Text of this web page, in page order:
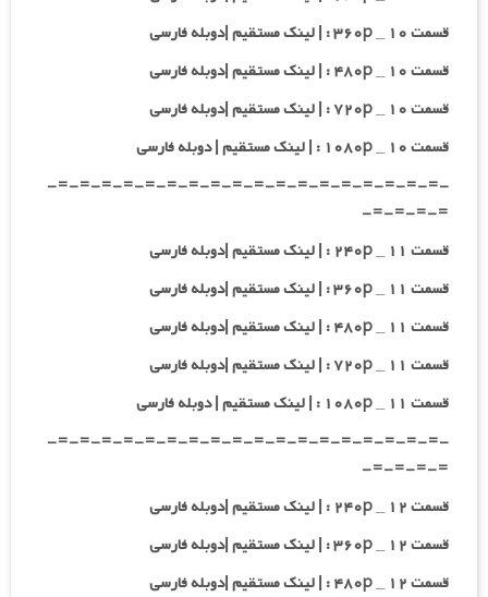
قسمت ۱۰ _ ۳۶۰p : | لینک مستقیم |دوبله فارسی
قسمت ۱۰ _ ۴۸۰p : | لینک مستقیم |دوبله فارسی
قسمت ۱۰ _ ۷۲۰p : | لینک مستقیم |دوبله فارسی
قسمت ۱۰ _ ۱۰۸۰p : | لینک مستقیم | دوبله فارسی
-=-=-=-=-=-=-=-=-=-=-=-=-=-=-=-=-=-=-
=-=-=-=-
قسمت ۱۱ _ ۲۴۰p : | لینک مستقیم |دوبله فارسی
قسمت ۱۱ _ ۳۶۰p : | لینک مستقیم |دوبله فارسی
قسمت ۱۱ _ ۴۸۰p : | لینک مستقیم |دوبله فارسی
قسمت ۱۱ _ ۷۲۰p : | لینک مستقیم |دوبله فارسی
قسمت ۱۱ _ ۱۰۸۰p : | لینک مستقیم | دوبله فارسی
-=-=-=-=-=-=-=-=-=-=-=-=-=-=-=-=-=-=-
=-=-=-=-
قسمت ۱۲ _ ۲۴۰p : | لینک مستقیم |دوبله فارسی
قسمت ۱۲ _ ۳۶۰p : | لینک مستقیم |دوبله فارسی
قسمت ۱۲ _ ۴۸۰p : | لینک مستقیم |دوبله فارسی